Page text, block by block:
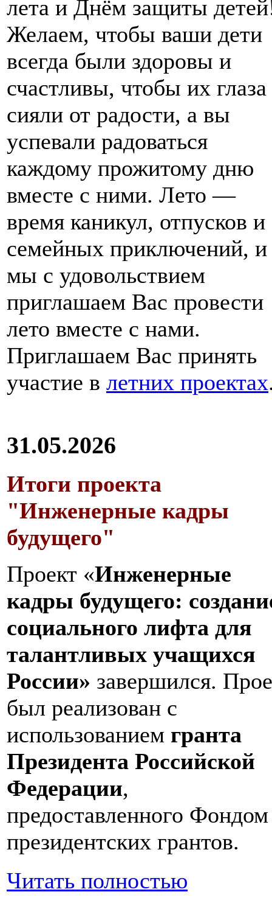
лета и Днём защиты
Желаем, чтобы ваши дети
всегда были здоровы и
счастливы, чтобы их глаза
сияли от радости, а вы
успевали радоваться
каждому прожитому дню
вместе с ними. Лето —
время каникул, отпусков и
семейных приключений, и
мы с удовольствием
приглашаем Вас провести
лето вместе с нами.
Приглашаем Вас принять
участие в летних проектах
31.05.2026
Итоги проекта
"Инженерные кадры
будущего"
Проект «Инженерные
кадры будущего:
социального лифта для
талантливых учащихся
России» завершился.
был реализован с
использованием гранта
Президента Российской
Федерации,
предоставленного Фондом
президентских грантов.
Читать полностью